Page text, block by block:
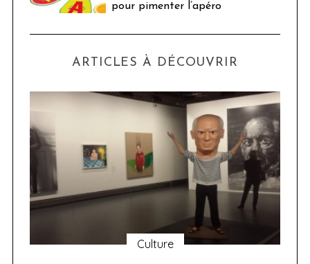
pour pimenter l’apéro
ARTICLES À DÉCOUVRIR
Culture